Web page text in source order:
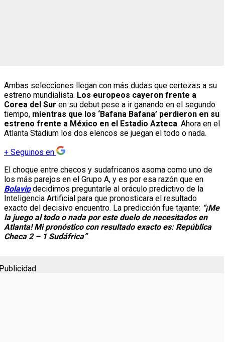
Ambas selecciones llegan con más dudas que certezas a su
estreno mundialista. Los europeos cayeron frente a
Corea del Sur en su debut pese a ir ganando en el segundo
tiempo, mientras que los ‘Bafana Bafana’ perdieron en su
estreno frente a México en el Estadio Azteca. Ahora en el
Atlanta Stadium los dos elencos se juegan el todo o nada.
+ Seguinos en
El choque entre checos y sudafricanos asoma como uno de
los más parejos en el Grupo A, y es por esa razón que en
Bolavipdecidimos preguntarle al oráculo predictivo de la
Inteligencia Artificial para que pronosticara el resultado
exacto del decisivo encuentro. La predicción fue tajante: “¡Me
la juego al todo o nada por este duelo de necesitados en
Atlanta! Mi pronóstico con resultado exacto es: República
Checa 2 – 1 Sudáfrica”.